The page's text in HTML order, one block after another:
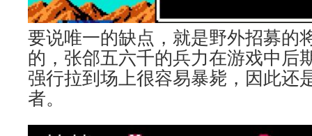
要说唯一的缺点，就是野外招募的
的，张郃五六千的兵力在游戏中后
强行拉到场上很容易暴毙，因此还
者。